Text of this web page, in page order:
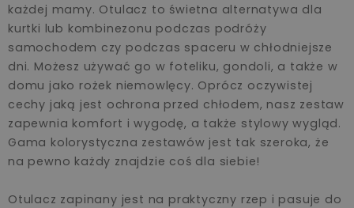
każdej mamy. Otulacz to świetna alternatywa dla
kurtki lub kombinezonu podczas podróży
samochodem czy podczas spaceru w chłodniejsze
dni. Możesz używać go w foteliku, gondoli, a także w
domu jako rożek niemowlęcy. Oprócz oczywistej
cechy jaką jest ochrona przed chłodem, nasz zestaw
zapewnia komfort i wygodę, a także stylowy wygląd.
Gama kolorystyczna zestawów jest tak szeroka, że
na pewno każdy znajdzie coś dla siebie!
Otulacz zapinany jest na praktyczny rzep i pasuje do